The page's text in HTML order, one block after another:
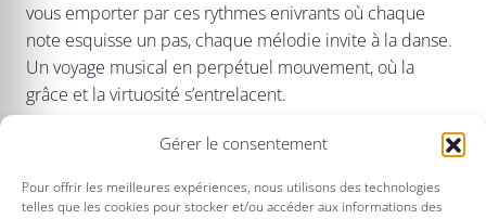
Gérer le consentement
Pour offrir les meilleures expériences, nous utilisons des technologies
telles que les cookies pour stocker et/ou accéder aux informations des
vous emporter par ces rythmes enivrants où chaque
note esquisse un pas, chaque mélodie invite à la danse.
Un voyage musical en perpétuel mouvement, où la
grâce et la virtuosité s’entrelacent.
Le pianiste Philippe Cassard, reconnu pour sa sensibilité
œuvres avec l’élégance et l’expressivité qui ont marqué